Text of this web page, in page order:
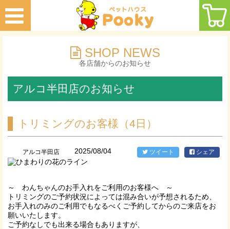
SHOP NEWS
各店舗からのお知らせ
アルコ半田店のお知らせ
トリミングのお客様（4日）
アルコ半田店 2025/08/04 ツイート シェア
～ わんちゃんのお手入れをご利用のお客様へ ～
トリミングのご予約状況によっては混み合いが予想されるため、
お手入れのみのご利用でもなるべくご予約してからのご来店をお
願いいたします。
ご予約なしでも出来る場合もありますが、